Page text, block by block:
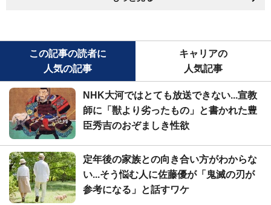
この記事の読者に
人気の記事
キャリアの
人気記事
NHK大河ではとても放送できない...宣教
師に「獣より劣ったもの」と書かれた豊
臣秀吉のおぞましき性欲
定年後の家族との向き合い方がわからな
い...そう悩む人に佐藤優が「鬼滅の刃が
参考になる」と話すワケ